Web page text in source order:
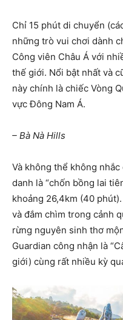
Chỉ 15 phút di chuyển
những trò vui chơi dành
Công viên Châu Á với
thế giới. Nổi bật nhất và
này chính là chiếc Vòng
vực Đông Nam Á.
– Bà Nà Hills
Và không thể không
danh là “chốn bồng lai
khoảng 26,4km (40
và đắm chìm trong cảnh
rừng nguyên sinh thơ
Guardian công nhận là
giới) cùng rất nhiều kỳ